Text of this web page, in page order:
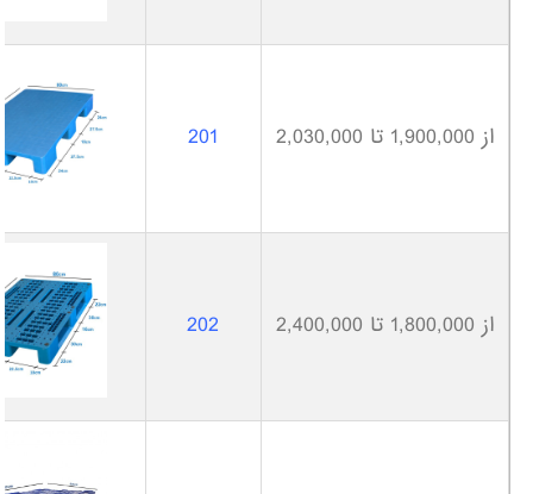
از 1,900,000 تا 2,030,000 201
از 1,800,000 تا 2,400,000 202